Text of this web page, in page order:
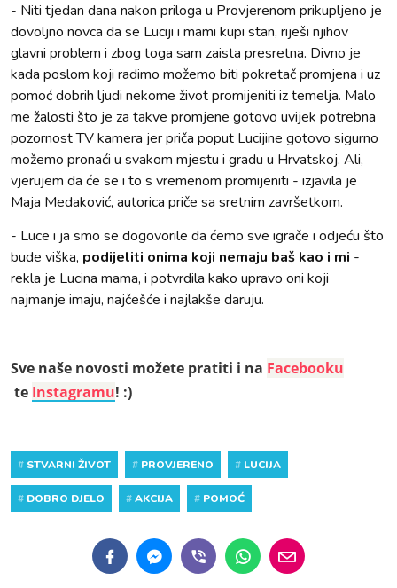
- Niti tjedan dana nakon priloga u Provjerenom prikupljeno je
dovoljno novca da se Luciji i mami kupi stan, riješi njihov
glavni problem i zbog toga sam zaista presretna. Divno je
kada poslom koji radimo možemo biti pokretač promjena i uz
pomoć dobrih ljudi nekome život promijeniti iz temelja. Malo
me žalosti što je za takve promjene gotovo uvijek potrebna
pozornost TV kamera jer priča poput Lucijine gotovo sigurno
možemo pronaći u svakom mjestu i gradu u Hrvatskoj. Ali,
vjerujem da će se i to s vremenom promijeniti - izjavila je
Maja Medaković, autorica priče sa sretnim završetkom.
- Luce i ja smo se dogovorile da ćemo sve igrače i odjeću što
bude viška, podijeliti onima koji nemaju baš kao i mi -
rekla je Lucina mama, i potvrdila kako upravo oni koji
najmanje imaju, najčešće i najlakše daruju.
Sve naše novosti možete pratiti i na Facebooku
te Instagramu! :)
# STVARNI ŽIVOT # PROVJERENO # LUCIJA
# DOBRO DJELO #AKCIJA # POMOĆ